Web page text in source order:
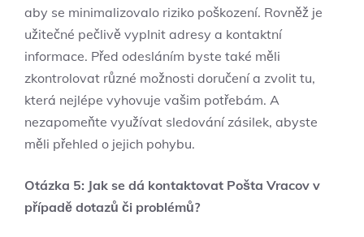
aby se minimalizovalo riziko poškození. Rovněž je
užitečné pečlivě vyplnit adresy a kontaktní
informace. Před odesláním byste také měli
zkontrolovat různé možnosti doručení a zvolit tu,
která nejlépe vyhovuje vašim potřebám. A
nezapomeňte využívat sledování zásilek, abyste
měli přehled o jejich pohybu.
Otázka 5: Jak se dá kontaktovat Pošta Vracov v
případě dotazů či problémů?